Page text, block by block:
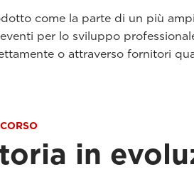
come la parte di un più
per lo sviluppo
o attraverso fornitori
in